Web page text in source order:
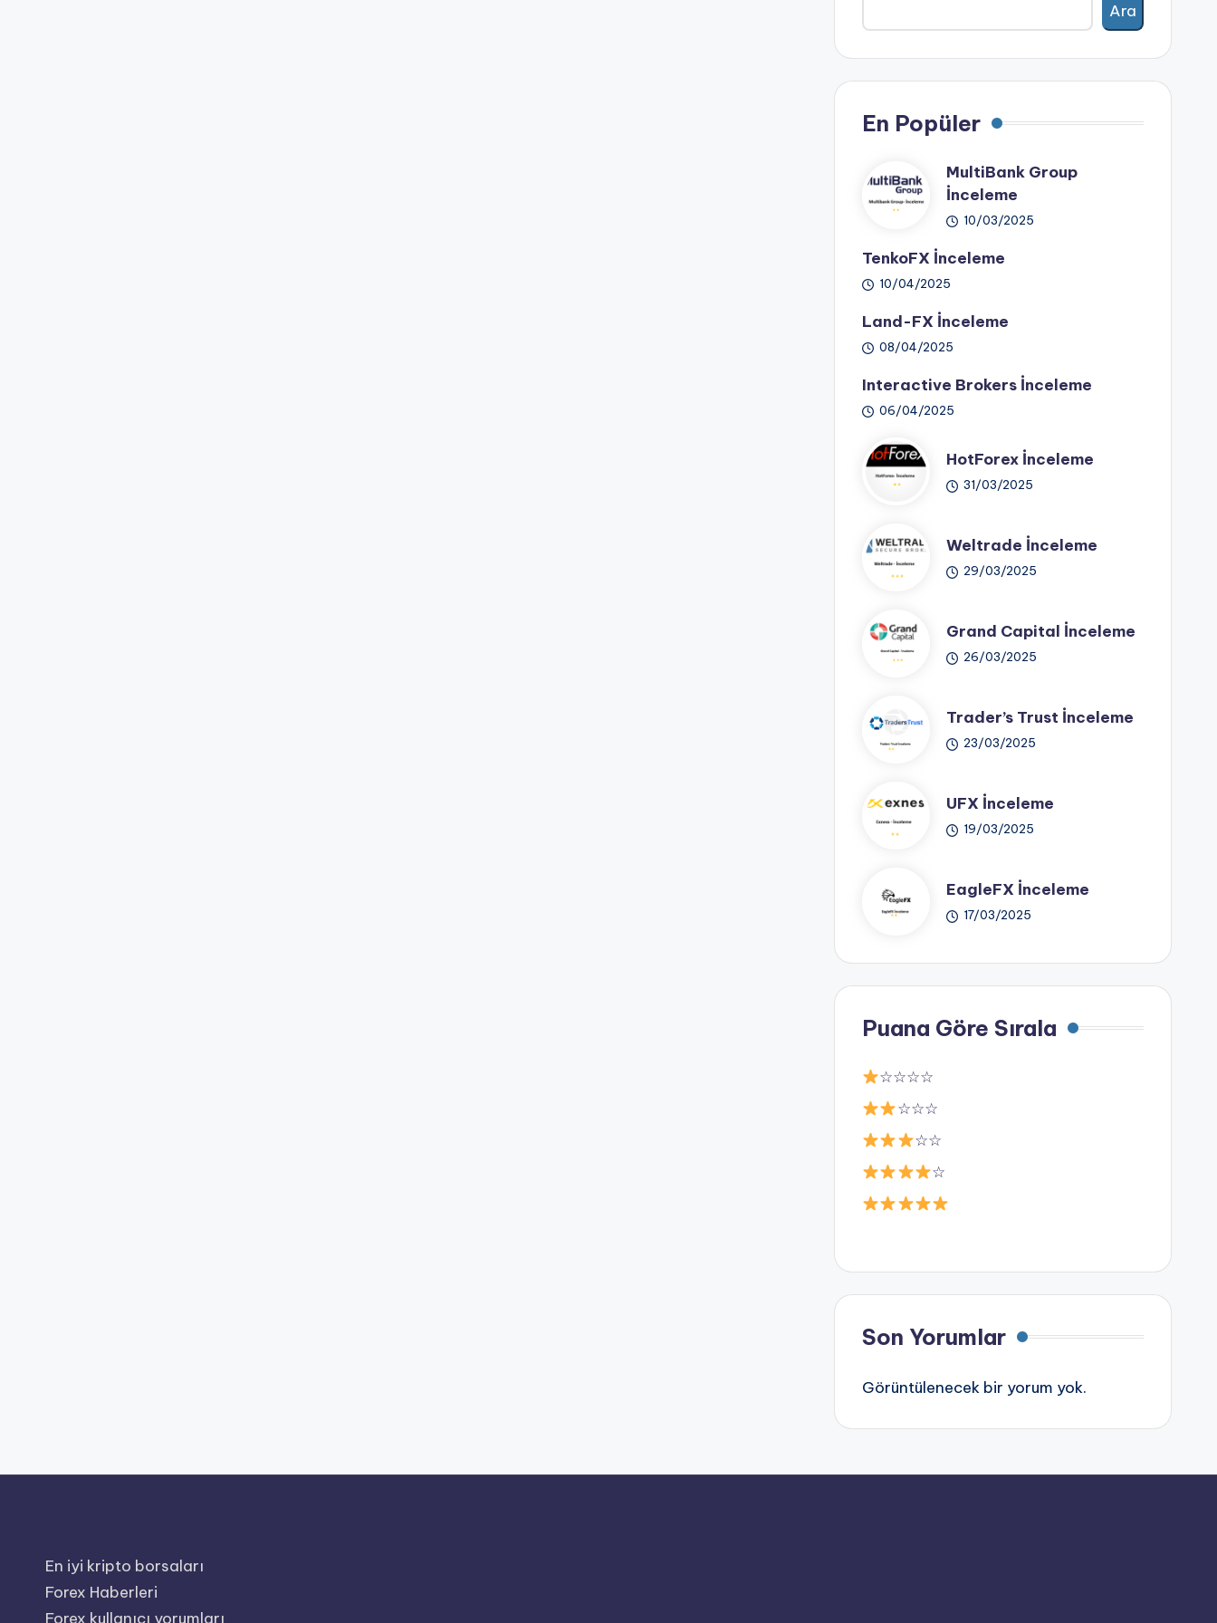
Ara
En Popüler
MultiBank Group
İnceleme
10/03/2025
TenkoFX İnceleme
10/04/2025
Land-FX İnceleme
08/04/2025
Interactive Brokers İnceleme
06/04/2025
HotForex İnceleme
31/03/2025
Weltrade İnceleme
29/03/2025
Grand Capital İnceleme
26/03/2025
Trader’s Trust İnceleme
23/03/2025
UFX İnceleme
19/03/2025
EagleFX İnceleme
17/03/2025
Puana Göre Sırala
☆☆☆☆
☆☆☆
☆☆
☆
Son Yorumlar
Görüntülenecek bir yorum yok.
En iyi kripto borsaları
Forex Haberleri
Forex kullanıcı yorumları